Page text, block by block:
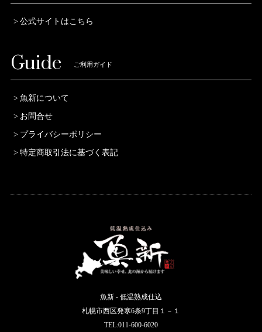
公式サイトはこちら
Guide ご利用ガイド
魚新について
お問合せ
プライバシーポリシー
特定商取引法に基づく表記
魚新 - 低温熟成仕込
札幌市西区発寒6条9丁目１－１
TEL:011-600-6020